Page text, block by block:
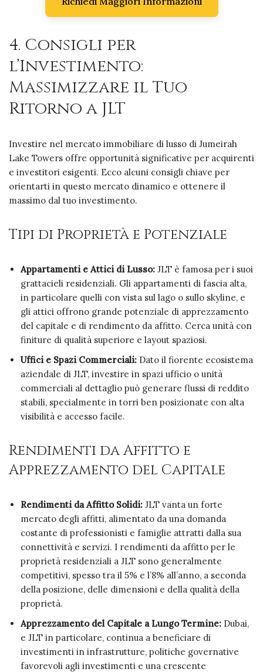
4. Consigli per
l’Investimento:
Massimizzare il Tuo
Ritorno a JLT
Investire nel mercato immobiliare di lusso di Jumeirah
Lake Towers offre opportunità significative per acquirenti
e investitori esigenti. Ecco alcuni consigli chiave per
orientarti in questo mercato dinamico e ottenere il
massimo dal tuo investimento.
Tipi di Proprietà e Potenziale
Appartamenti e Attici di Lusso: JLT è famosa per i suoi
grattacieli residenziali. Gli appartamenti di fascia alta,
in particolare quelli con vista sul lago o sullo skyline, e
gli attici offrono grande potenziale di apprezzamento
del capitale e di rendimento da affitto. Cerca unità con
finiture di qualità superiore e layout spaziosi.
Uffici e Spazi Commerciali: Dato il fiorente ecosistema
aziendale di JLT, investire in spazi ufficio o unità
commerciali al dettaglio può generare flussi di reddito
stabili, specialmente in torri ben posizionate con alta
visibilità e accesso facile.
Rendimenti da Affitto e
Apprezzamento del Capitale
Rendimenti da Affitto Solidi: JLT vanta un forte
mercato degli affitti, alimentato da una domanda
costante di professionisti e famiglie attratti dalla sua
connettività e servizi. I rendimenti da affitto per le
proprietà residenziali a JLT sono generalmente
competitivi, spesso tra il 5% e l’8% all’anno, a seconda
della posizione, delle dimensioni e della qualità della
proprietà.
Apprezzamento del Capitale a Lungo Termine: Dubai,
e JLT in particolare, continua a beneficiare di
investimenti in infrastrutture, politiche governative
favorevoli agli investimenti e una crescente